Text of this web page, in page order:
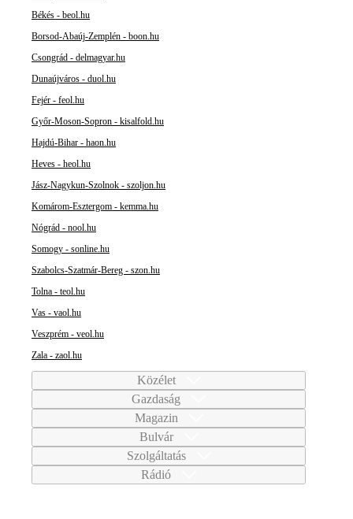
Békés - beol.hu
Borsod-Abaúj-Zemplén - boon.hu
Csongrád - delmagyar.hu
Dunaújváros - duol.hu
Fejér - feol.hu
Győr-Moson-Sopron - kisalfold.hu
Hajdú-Bihar - haon.hu
Heves - heol.hu
Jász-Nagykun-Szolnok - szoljon.hu
Komárom-Esztergom - kemma.hu
Nógrád - nool.hu
Somogy - sonline.hu
Szabolcs-Szatmár-Bereg - szon.hu
Tolna - teol.hu
Vas - vaol.hu
Veszprém - veol.hu
Zala - zaol.hu
Közélet
Gazdaság
Magazin
Bulvár
Szolgáltatás
Rádió